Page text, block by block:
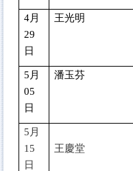
4月
29
日
王光明
5 月
05
日
潘玉芬
5 月
15
日
王慶堂